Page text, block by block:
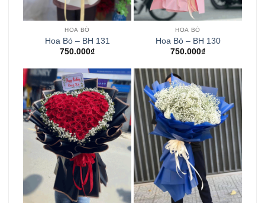
HOA BÓ
Hoa Bó – BH 131
750.000₫
HOA BÓ
Hoa Bó – BH 130
750.000₫